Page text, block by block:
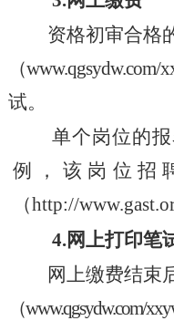
资格初审合格
（www.qgsydw.com/
试。
单个岗位的
例，该岗位招
（http://
4.网上打印笔
网上缴费结束
（www.qgsydw.com/